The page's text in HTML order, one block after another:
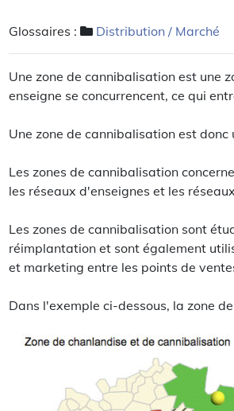
Glossaires : Distribution / Marché
Une zone de cannibalisation est une
enseigne se concurrencent, ce qui
Une zone de cannibalisation est
Les zones de cannibalisation
les réseaux d'enseignes et les
Les zones de cannibalisation sont
réimplantation et sont également
et marketing entre les points de
Dans l'exemple ci-dessous, la zone